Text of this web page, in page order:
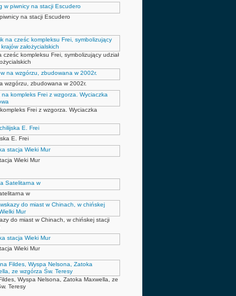
na stacji Escudero
cześc kompleksu Frei, symbolizujący udział
wzgórzu, zbudowana w 2002r.
Frei z wzgorza. Wyciaczka
E. Frei
Wieki Mur
w
do miast w Chinach, w chińskej stacji
Wieki Mur
Wyspa Nelsona, Zatoka Maxwella, ze
Teresy